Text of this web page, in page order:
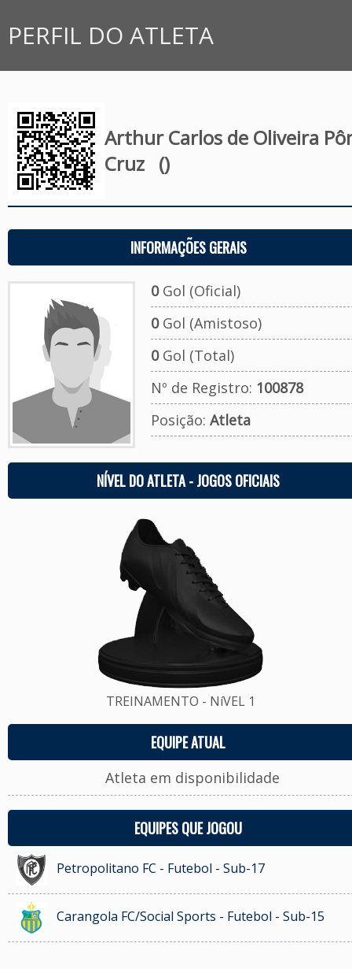
PERFIL DO ATLETA
Arthur Carlos de Oliveira
Cruz ()
INFORMAÇÕES GERAIS
0Gol (Oficial)
0Gol (Amistoso)
0Gol (Total)
Nº de Registro: 100878
Posição: Atleta
NÍVEL DO ATLETA - JOGOS OFICIAIS
TREINAMENTO - NíVEL 1
EQUIPE ATUAL
Atleta em disponibilidade
EQUIPES QUE JOGOU
Petropolitano FC - Futebol - Sub-17
Carangola FC/Social Sports - Futebol - Sub-15